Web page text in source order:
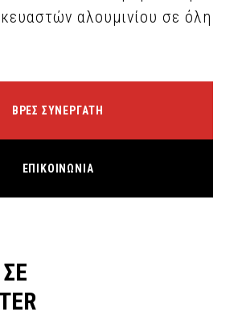
αλουμινίου σε όλη
ΒΡΕΣ ΣΥΝΕΡΓΑΤΗ
ΕΠΙΚΟΙΝΩΝΙΑ